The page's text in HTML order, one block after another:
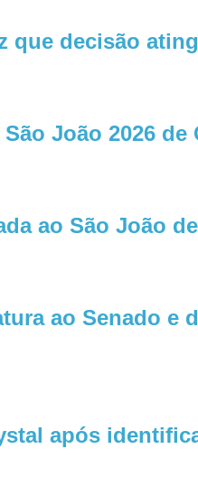
decisão
João 2026 de
ao São João
ao Senado e
após